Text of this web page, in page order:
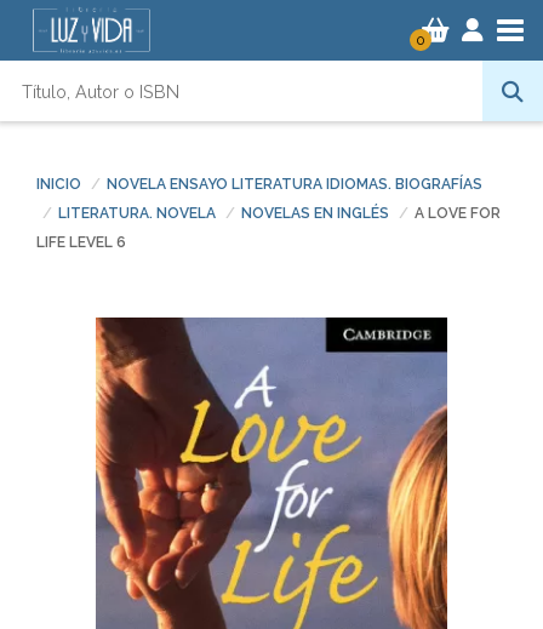
0
INICIO
NOVELA ENSAYO LITERATURA IDIOMAS. BIOGRAFÍAS
LITERATURA. NOVELA
NOVELAS EN INGLÉS
A LOVE FOR
LIFE LEVEL 6